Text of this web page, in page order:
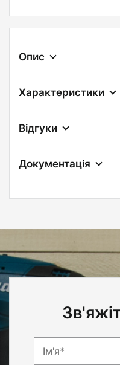
Опис
Характеристики
Відгуки
Документація
Ім'я*